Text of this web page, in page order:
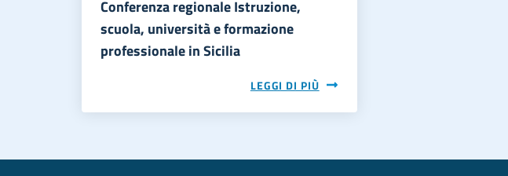
Conferenza regionale Istruzione,
scuola, università e formazione
professionale in Sicilia
LEGGI DI PIÙ